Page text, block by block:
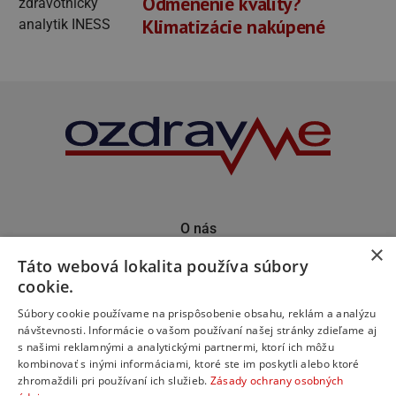
Klimatizácie nakúpené
O nás
Predplatné
Podporte nás
×
Táto webová lokalita používa súbory
cookie.
Súbory cookie používame na prispôsobenie obsahu, reklám a analýzu
návštevnosti. Informácie o vašom používaní našej stránky zdieľame aj
s našimi reklamnými a analytickými partnermi, ktorí ich môžu
kombinovať s inými informáciami, ktoré ste im poskytli alebo ktoré
zhromaždili pri používaní ich služieb. Zásady ochrany osobných